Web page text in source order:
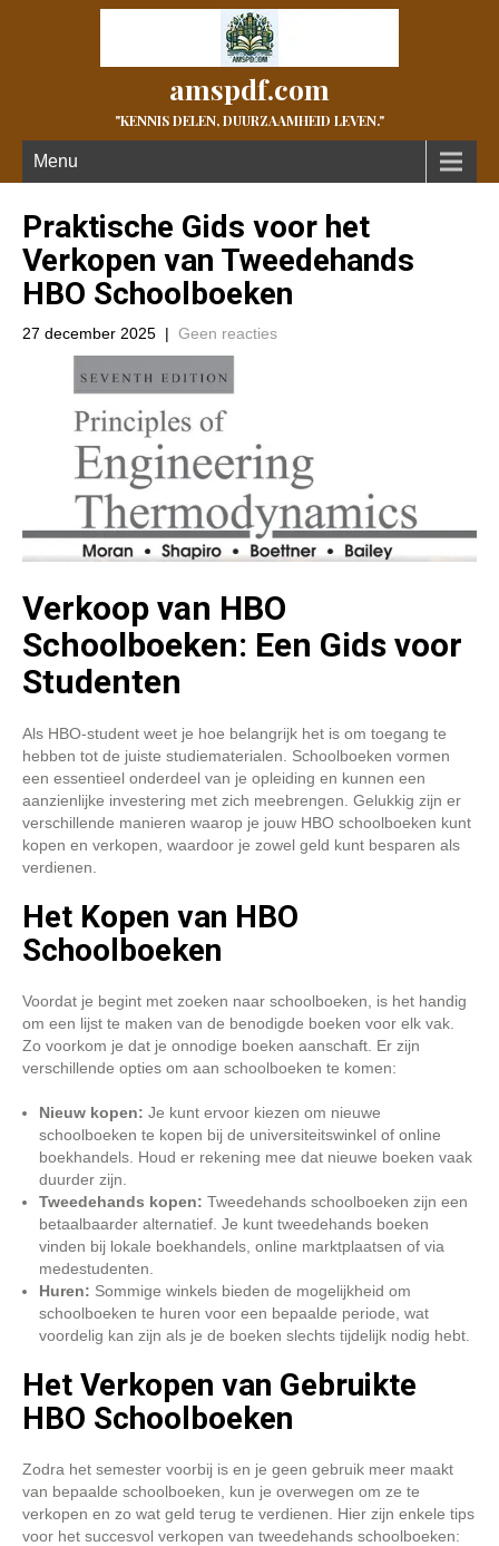
amspdf.com
"KENNIS DELEN, DUURZAAMHEID LEVEN."
Menu
Praktische Gids voor het
Verkopen van Tweedehands
HBO Schoolboeken
27 december 2025 | Geen reacties
Verkoop van HBO
Schoolboeken: Een Gids voor
Studenten
Als HBO-student weet je hoe belangrijk het is om toegang te
hebben tot de juiste studiematerialen. Schoolboeken vormen
een essentieel onderdeel van je opleiding en kunnen een
aanzienlijke investering met zich meebrengen. Gelukkig zijn er
verschillende manieren waarop je jouw HBO schoolboeken kunt
kopen en verkopen, waardoor je zowel geld kunt besparen als
verdienen.
Het Kopen van HBO
Schoolboeken
Voordat je begint met zoeken naar schoolboeken, is het handig
om een lijst te maken van de benodigde boeken voor elk vak.
Zo voorkom je dat je onnodige boeken aanschaft. Er zijn
verschillende opties om aan schoolboeken te komen:
Nieuw kopen: Je kunt ervoor kiezen om nieuwe
schoolboeken te kopen bij de universiteitswinkel of online
boekhandels. Houd er rekening mee dat nieuwe boeken vaak
duurder zijn.
Tweedehands kopen: Tweedehands schoolboeken zijn een
betaalbaarder alternatief. Je kunt tweedehands boeken
vinden bij lokale boekhandels, online marktplaatsen of via
medestudenten.
Huren: Sommige winkels bieden de mogelijkheid om
schoolboeken te huren voor een bepaalde periode, wat
voordelig kan zijn als je de boeken slechts tijdelijk nodig hebt.
Het Verkopen van Gebruikte
HBO Schoolboeken
Zodra het semester voorbij is en je geen gebruik meer maakt
van bepaalde schoolboeken, kun je overwegen om ze te
verkopen en zo wat geld terug te verdienen. Hier zijn enkele tips
voor het succesvol verkopen van tweedehands schoolboeken: